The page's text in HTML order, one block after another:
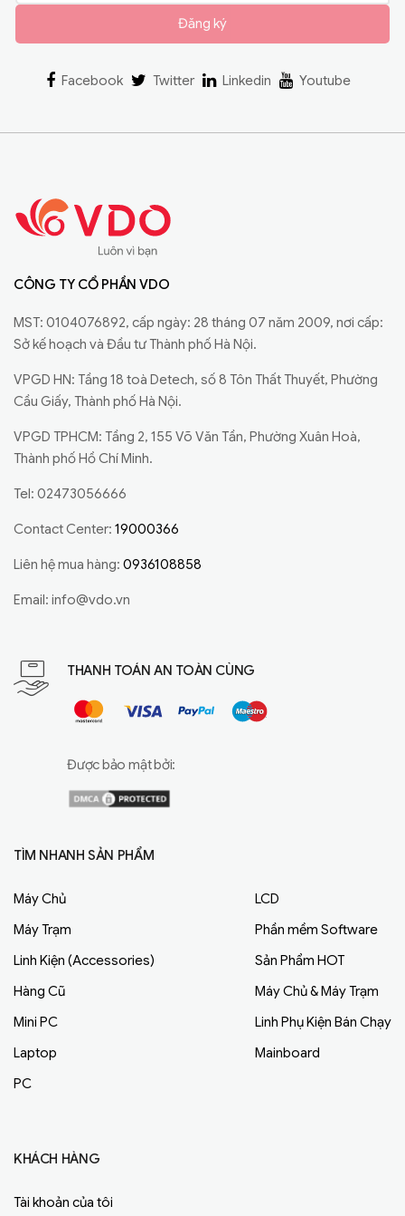
Đăng ký
Facebook Twitter Linkedin Youtube
CÔNG TY CỔ PHẦN VDO
MST: 0104076892, cấp ngày: 28 tháng 07 năm 2009, nơi cấp:
Sở kế hoạch và Đầu tư Thành phố Hà Nội.
VPGD HN: Tầng 18 toà Detech, số 8 Tôn Thất Thuyết, Phường
Cầu Giấy, Thành phố Hà Nội.
VPGD TPHCM: Tầng 2, 155 Võ Văn Tần, Phường Xuân Hoà,
Thành phố Hồ Chí Minh.
Tel: 02473056666
Contact Center: 19000366
Liên hệ mua hàng: 0936108858
Email: info@vdo.vn
THANH TOÁN AN TOÀN CÙNG
Được bảo mật bởi:
TÌM NHANH SẢN PHẨM
Máy Chủ
Máy Trạm
Linh Kiện (Accessories)
Hàng Cũ
Mini PC
Laptop
PC
LCD
Phần mềm Software
Sản Phẩm HOT
Máy Chủ & Máy Trạm
Linh Phụ Kiện Bán Chạy
Mainboard
KHÁCH HÀNG
Tài khoản của tôi